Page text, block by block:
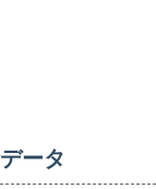
ータ